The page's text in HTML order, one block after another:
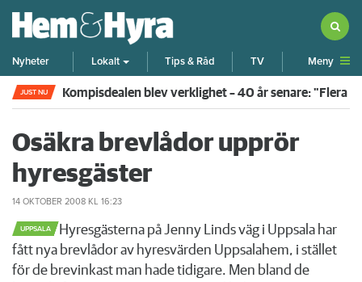
Nyheter Lokalt Tips & Råd TV Meny
JUST NU Kompisdealen blev verklighet – 40 år senare: "Flera
Osäkra brevlådor upprör
hyresgäster
14 OKTOBER 2008 KL 16:23
UPPSALA
​Hyresgästerna på Jenny Linds väg i Uppsala har
fått nya brevlådor av hyresvärden Uppsalahem, i stället
för de brevinkast man hade tidigare. Men bland de